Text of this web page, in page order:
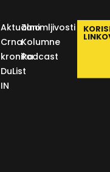
Aktualno
Crna
kronika
DuList
IN
Zanimljivosti
Kolumne
Podcast